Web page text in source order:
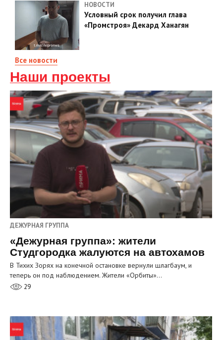
НОВОСТИ
Условный срок получил глава
«Промстроя» Декард Ханагян
Все новости
Наши проекты
ДЕЖУРНАЯ ГРУППА
«Дежурная группа»: жители
Студгородка жалуются на автохамов
В Тихих Зорях на конечной остановке вернули шлагбаум, и
теперь он под наблюдением. Жители «Орбиты»…
29